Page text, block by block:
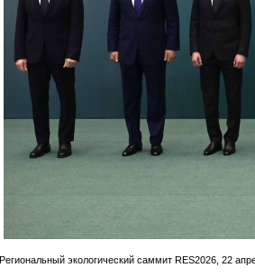
Региональный экологический саммит RES2026, 22